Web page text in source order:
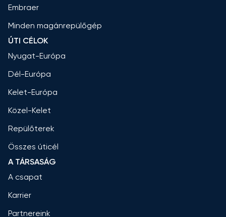
Embraer
Minden magánrepülőgép
ÚTI CÉLOK
Nyugat-Európa
Dél-Európa
Kelet-Európa
Közel-Kelet
Repülőterek
Összes úticél
A TÁRSASÁG
A csapat
Karrier
Partnereink